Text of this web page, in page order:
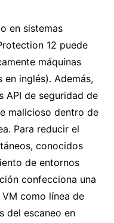
en sistemas
12 puede
máquinas
inglés). Además,
API de seguridad de
malicioso dentro de
Para reducir el
conocidos
de entornos
confecciona una
como línea de
del escaneo en